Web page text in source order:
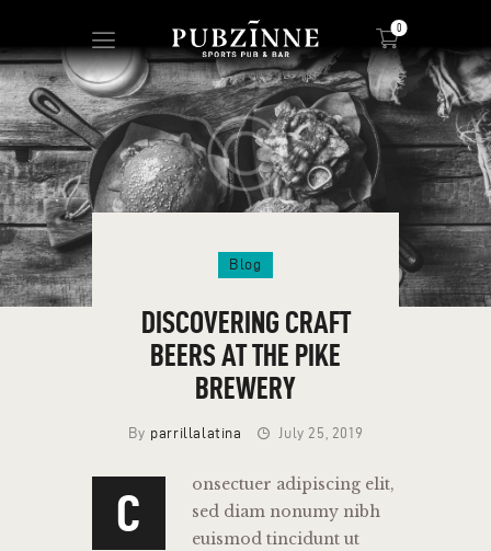
0
HOME
PAGES
BLOG
Blog
DISCOVERING CRAFT
BEERS AT THE PIKE
BREWERY
By parrillalatina July 25, 2019
C
onsectuer adipiscing elit,
sed diam nonumy nibh
euismod tincidunt ut